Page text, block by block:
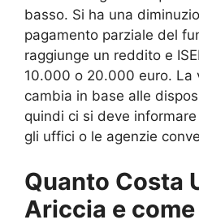
basso. Si ha una
pagamento parziale del
raggiunge un reddito e
10.000 o 20.000 euro. La
cambia in base alle
quindi ci si deve
gli uffici o le agenzie
Quanto Costa
Ariccia e